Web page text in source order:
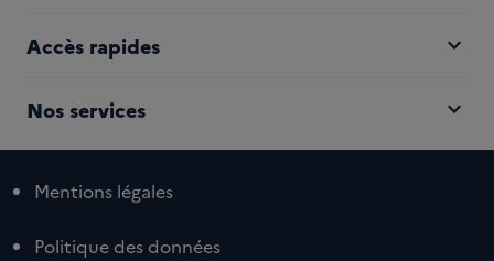
Accès rapides expand_more
Nos services expand_more
Mentions légales
Politique des données